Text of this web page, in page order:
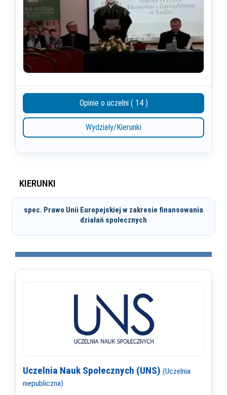
Opinie o uczelni ( 14 )
Wydziały/Kierunki
KIERUNKI
spec. Prawo Unii Europejskiej w zakresie finansowania
działań społecznych
Uczelnia Nauk Społecznych (UNS) (Uczelnia
niepubliczna)